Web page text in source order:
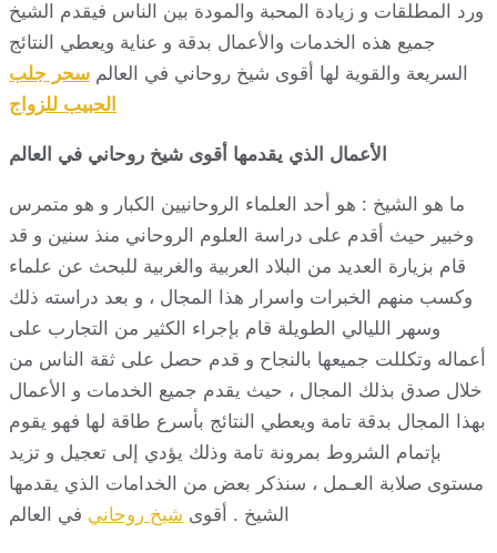
ورد المطلقات و زيادة المحبة والمودة بين الناس فيقدم الشيخ
جميع هذه الخدمات والأعمال بدقة و عناية ويعطي النتائج
السريعة والقوية لها أقوى شيخ روحاني في العالم سحر جلب
الحبيب للزواج
الأعمال الذي يقدمها أقوى شيخ روحاني في العالم
ما هو الشيخ : هو أحد العلماء الروحانيين الكبار و هو متمرس
وخبير حيث أقدم على دراسة العلوم الروحاني منذ سنين و قد
قام بزيارة العديد من البلاد العربية والغربية للبحث عن علماء
وكسب منهم الخبرات واسرار هذا المجال ، و بعد دراسته ذلك
وسهر الليالي الطويلة قام بإجراء الكثير من التجارب على
أعماله وتكللت جميعها بالنجاح و قدم حصل على ثقة الناس من
خلال صدق بذلك المجال ، حيث يقدم جميع الخدمات و الأعمال
بهذا المجال بدقة تامة ويعطي النتائج بأسرع طاقة لها فهو يقوم
بإتمام الشروط بمرونة تامة وذلك يؤدي إلى تعجيل و تزيد
مستوى صلابة العـمل ، سنذكر بعض من الخدامات الذي يقدمها
الشيخ . أقوى شيخ روحاني في العالم